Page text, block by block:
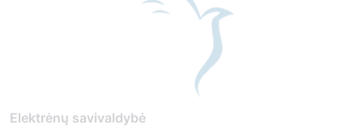
Elektrėnų savivaldybė